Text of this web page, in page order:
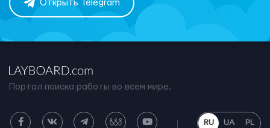
Открыть Telegram
Портал поиска работы во всем мире.
RU UA PL